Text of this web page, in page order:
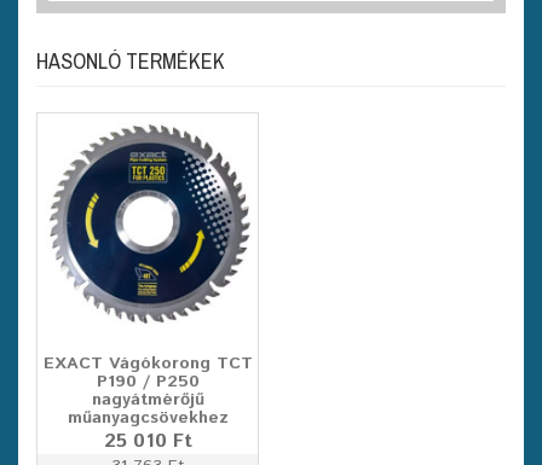
HASONLÓ TERMÉKEK
EXACT Vágókorong TCT
P190 / P250
nagyátmérőjű
műanyagcsövekhez
25 010 Ft